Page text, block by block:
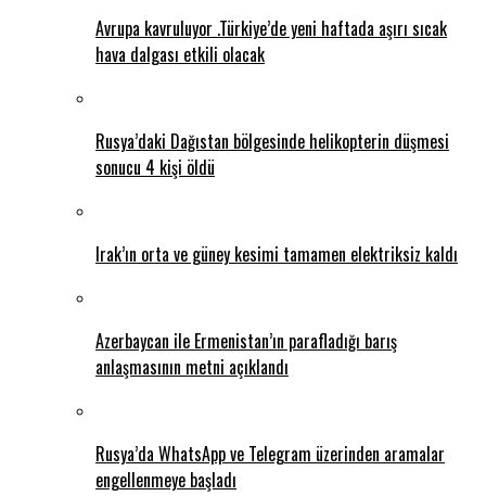
Avrupa kavruluyor .Türkiye’de yeni haftada aşırı sıcak
hava dalgası etkili olacak
Rusya’daki Dağıstan bölgesinde helikopterin düşmesi
sonucu 4 kişi öldü
Irak’ın orta ve güney kesimi tamamen elektriksiz kaldı
Azerbaycan ile Ermenistan’ın parafladığı barış
anlaşmasının metni açıklandı
Rusya’da WhatsApp ve Telegram üzerinden aramalar
engellenmeye başladı